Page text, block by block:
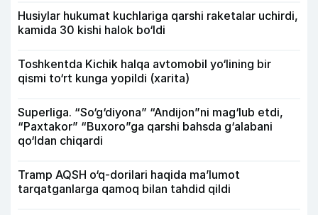
Husiylar hukumat kuchlariga qarshi raketalar uchirdi,
kamida 30 kishi halok bo‘ldi
Toshkentda Kichik halqa avtomobil yo‘lining bir
qismi to‘rt kunga yopildi (xarita)
Superliga. “So‘g‘diyona” “Andijon”ni mag‘lub etdi,
“Paxtakor” “Buxoro”ga qarshi bahsda g‘alabani
qo‘ldan chiqardi
Tramp AQSH o‘q-dorilari haqida ma’lumot
tarqatganlarga qamoq bilan tahdid qildi